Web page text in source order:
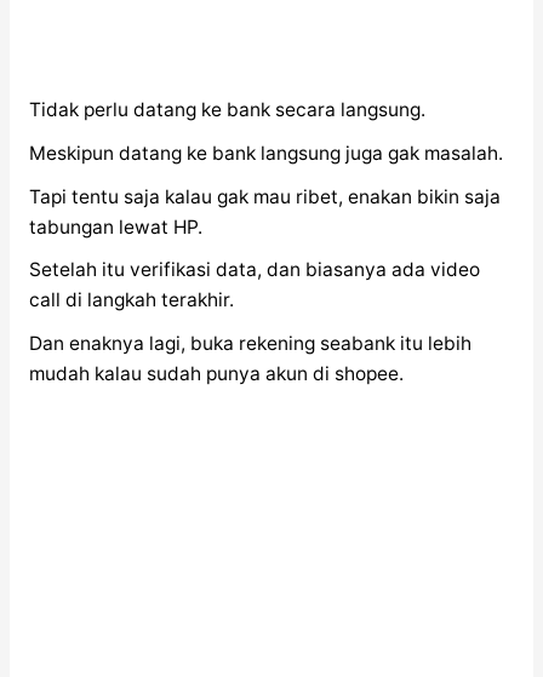
Tidak perlu datang ke bank secara langsung.
Meskipun datang ke bank langsung juga gak masalah.
Tapi tentu saja kalau gak mau ribet, enakan bikin saja
tabungan lewat HP.
Setelah itu verifikasi data, dan biasanya ada video
call di langkah terakhir.
Dan enaknya lagi, buka rekening seabank itu lebih
mudah kalau sudah punya akun di shopee.